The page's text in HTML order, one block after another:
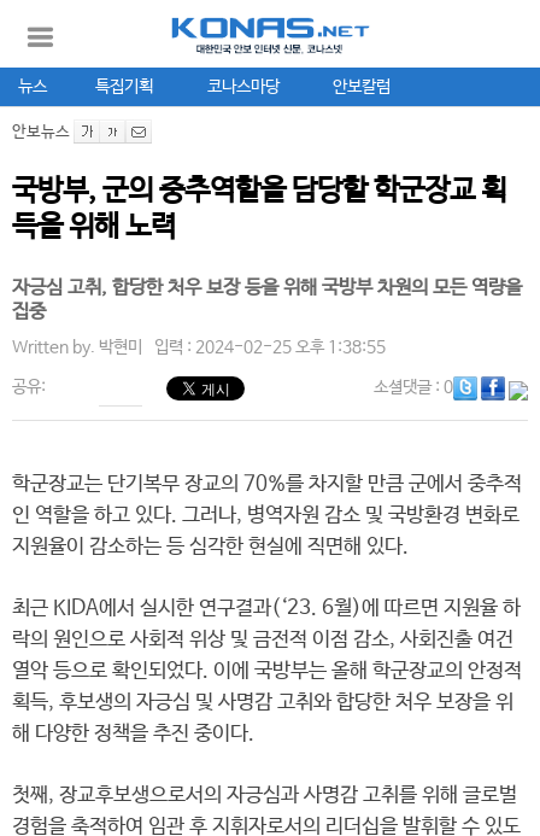
뉴스 특집기획 코나스마당 안보칼럼
안보뉴스
국방부, 군의 중추역할을 담당할 학군장교 획
득을 위해 노력
자긍심 고취, 합당한 처우 보장 등을 위해 국방부 차원의 모든 역량을
집중
Written by. 박현미 입력 : 2024-02-25 오후 1:38:55
공유: 소셜댓글: 0
학군장교는 단기복무 장교의 70%를 차지할 만큼 군에서 중추적
인 역할을 하고 있다. 그러나, 병역자원 감소 및 국방환경 변화로
지원율이 감소하는 등 심각한 현실에 직면해 있다.
최근 KIDA에서 실시한 연구결과(‘23. 6월)에 따르면 지원율 하
락의 원인으로 사회적 위상 및 금전적 이점 감소, 사회진출 여건
열악 등으로 확인되었다. 이에 국방부는 올해 학군장교의 안정적
획득, 후보생의 자긍심 및 사명감 고취와 합당한 처우 보장을 위
해 다양한 정책을 추진 중이다.
첫째, 장교후보생으로서의 자긍심과 사명감 고취를 위해 글로벌
경험을 축적하여 임관 후 지휘자로서의 리더십을 발휘할 수 있도